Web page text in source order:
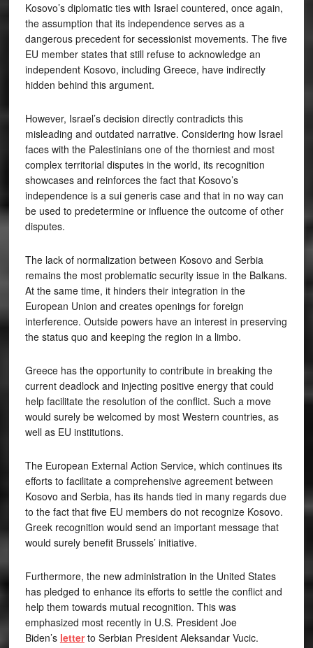
Kosovo’s diplomatic ties with Israel countered, once again,
the assumption that its independence serves as a
dangerous precedent for secessionist movements. The five
EU member states that still refuse to acknowledge an
independent Kosovo, including Greece, have indirectly
hidden behind this argument.
However, Israel’s decision directly contradicts this
misleading and outdated narrative. Considering how Israel
faces with the Palestinians one of the thorniest and most
complex territorial disputes in the world, its recognition
showcases and reinforces the fact that Kosovo’s
independence is a sui generis case and that in no way can
be used to predetermine or influence the outcome of other
disputes.
The lack of normalization between Kosovo and Serbia
remains the most problematic security issue in the Balkans.
At the same time, it hinders their integration in the
European Union and creates openings for foreign
interference. Outside powers have an interest in preserving
the status quo and keeping the region in a limbo.
Greece has the opportunity to contribute in breaking the
current deadlock and injecting positive energy that could
help facilitate the resolution of the conflict. Such a move
would surely be welcomed by most Western countries, as
well as EU institutions.
The European External Action Service, which continues its
efforts to facilitate a comprehensive agreement between
Kosovo and Serbia, has its hands tied in many regards due
to the fact that five EU members do not recognize Kosovo.
Greek recognition would send an important message that
would surely benefit Brussels’ initiative.
Furthermore, the new administration in the United States
has pledged to enhance its efforts to settle the conflict and
help them towards mutual recognition. This was
emphasized most recently in U.S. President Joe
Biden’s letterto Serbian President Aleksandar Vucic.